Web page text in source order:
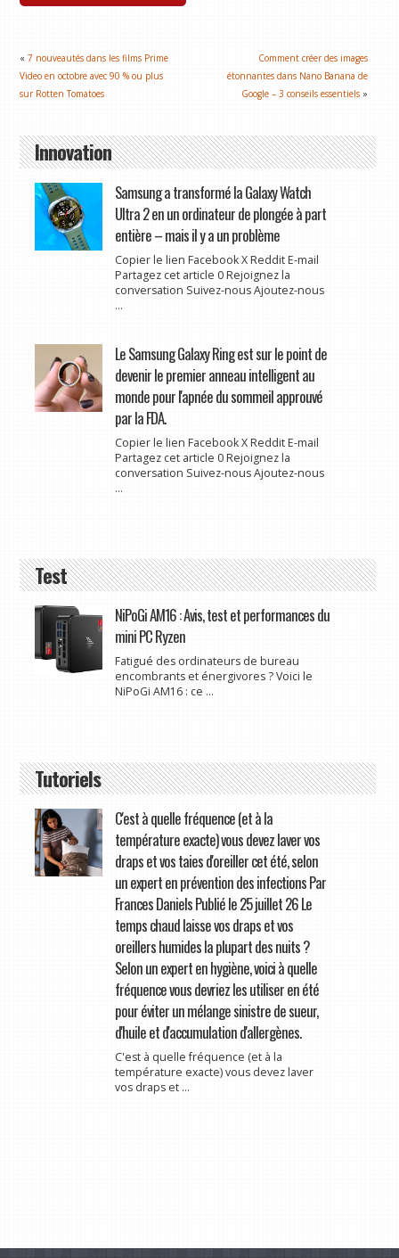
«7 nouveautés dans les films Prime
Video en octobre avec 90 % ou plus
sur Rotten Tomatoes
Comment créer des images
étonnantes dans Nano Banana de
Google – 3 conseils essentiels »
Innovation
Samsung a transformé la Galaxy Watch
Ultra 2 en un ordinateur de plongée à part
entière – mais il y a un problème
Copier le lien Facebook X Reddit E-mail
Partagez cet article 0 Rejoignez la
conversation Suivez-nous Ajoutez-nous
...
Le Samsung Galaxy Ring est sur le point de
devenir le premier anneau intelligent au
monde pour l'apnée du sommeil approuvé
par la FDA.
Copier le lien Facebook X Reddit E-mail
Partagez cet article 0 Rejoignez la
conversation Suivez-nous Ajoutez-nous
...
Test
NiPoGi AM16 : Avis, test et performances du
mini PC Ryzen
Fatigué des ordinateurs de bureau
encombrants et énergivores ? Voici le
NiPoGi AM16 : ce ...
Tutoriels
C'est à quelle fréquence (et à la
température exacte) vous devez laver vos
draps et vos taies d'oreiller cet été, selon
un expert en prévention des infections Par
Frances Daniels Publié le 25 juillet 26 Le
temps chaud laisse vos draps et vos
oreillers humides la plupart des nuits ?
Selon un expert en hygiène, voici à quelle
fréquence vous devriez les utiliser en été
pour éviter un mélange sinistre de sueur,
d'huile et d'accumulation d'allergènes.
C'est à quelle fréquence (et à la
température exacte) vous devez laver
vos draps et ...